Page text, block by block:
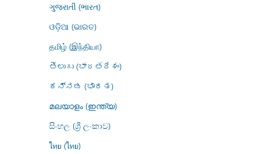
ગુજરાતી (ભારત)
ଓଡ଼ିଆ (ଭାରତ)
தமிழ் (இந்தியா)
తెలుగు (భారతదేశం)
ಕನ್ನಡ (ಭಾರತ)
മലയാളം (ഇന്ത്യ)
සිංහල (ශ්‍රී ලංකාව)
ไทย (ไทย)